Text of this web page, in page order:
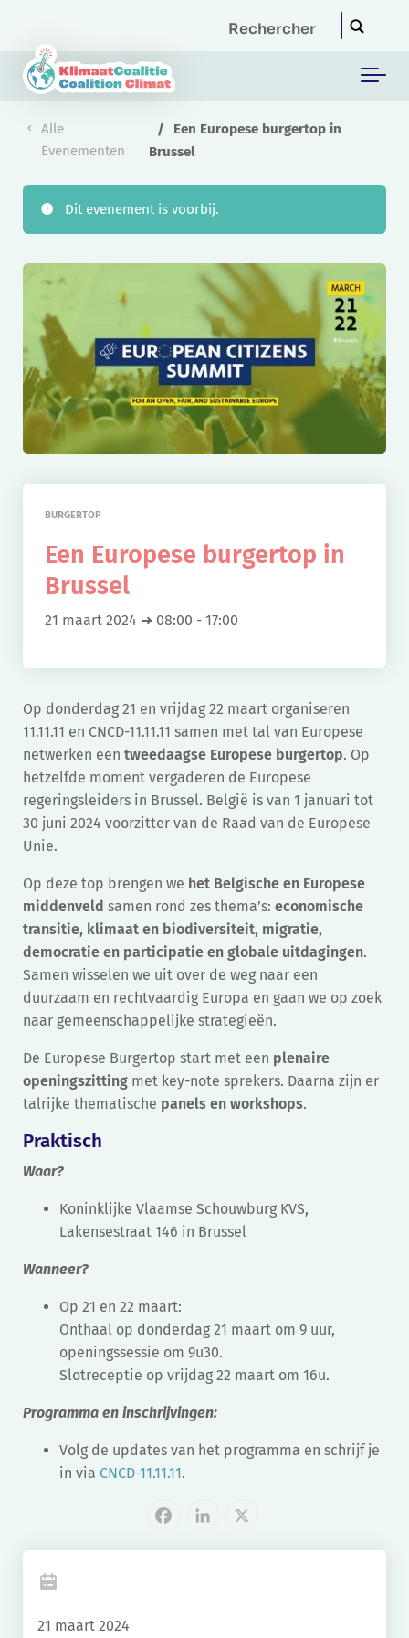
Alle
Evenementen
Een Europese burgertop in
Brussel
Dit evenement is voorbij.
BURGERTOP
Een Europese burgertop in
Brussel
21 maart 2024 ➜ 08:00 - 17:00
Op donderdag 21 en vrijdag 22 maart organiseren
11.11.11 en CNCD-11.11.11 samen met tal van Europese
netwerken een tweedaagse Europese burgertop. Op
hetzelfde moment vergaderen de Europese
regeringsleiders in Brussel. België is van 1 januari tot
30 juni 2024 voorzitter van de Raad van de Europese
Unie.
Op deze top brengen we het Belgische en Europese
middenveld samen rond zes thema’s: economische
transitie, klimaat en biodiversiteit, migratie,
democratie en participatie en globale uitdagingen.
Samen wisselen we uit over de weg naar een
duurzaam en rechtvaardig Europa en gaan we op zoek
naar gemeenschappelijke strategieën.
De Europese Burgertop start met een plenaire
openingszitting met key-note sprekers. Daarna zijn er
talrijke thematische panels en workshops.
Praktisch
Waar?
Koninklijke Vlaamse Schouwburg KVS,
Lakensestraat 146 in Brussel
Wanneer?
Op 21 en 22 maart:
Onthaal op donderdag 21 maart om 9 uur,
openingssessie om 9u30.
Slotreceptie op vrijdag 22 maart om 16u.
Programma en inschrijvingen:
Volg de updates van het programma en schrijf je
in via CNCD-11.11.11.
Facebook
LinkedIn
X
21 maart 2024